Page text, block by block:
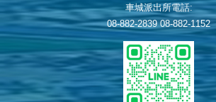
車城派出所電話:
08-882-2839 08-882-1152